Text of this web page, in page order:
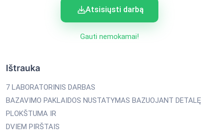
Atsisiųsti darbą
Gauti nemokamai!
Ištrauka
7 LABORATORINIS DARBAS
BAZAVIMO PAKLAIDOS NUSTATYMAS BAZUOJANT DETALĘ
PLOKŠTUMA IR
DVIEM PIRŠTAIS